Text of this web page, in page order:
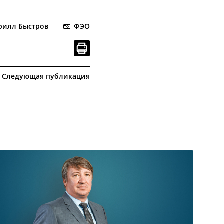
Быстров ФЭО
Следующая публикация